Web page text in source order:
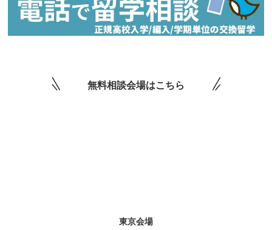
無料相談会場はこちら
東京会場